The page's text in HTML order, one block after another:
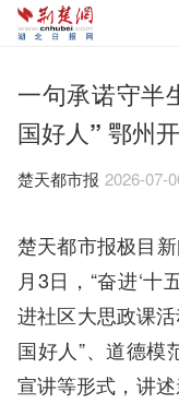
一句承诺守半
国好人” 鄂州
楚天都市报 2026-07-
楚天都市报极目
月3日，“奋进‘十
进社区大思政课
国好人”、道德模
宣讲等形式，讲